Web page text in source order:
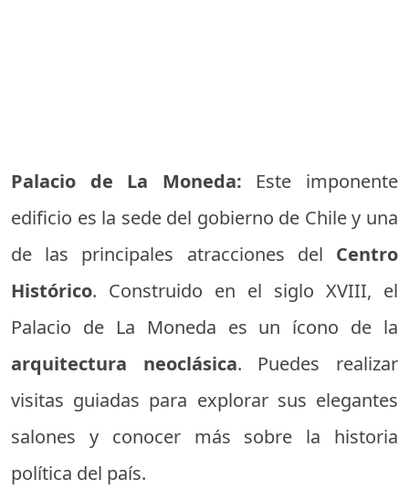
Palacio de La Moneda: Este imponente
edificio es la sede del gobierno de Chile y una
de las principales atracciones del Centro
Histórico. Construido en el siglo XVIII, el
Palacio de La Moneda es un ícono de la
arquitectura neoclásica. Puedes realizar
visitas guiadas para explorar sus elegantes
salones y conocer más sobre la historia
política del país.